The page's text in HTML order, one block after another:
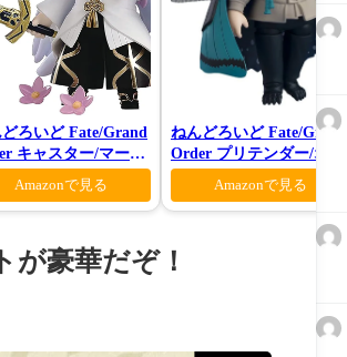
ろいど Fate/Grand
キャスター/マーリ
の魔術師Ver.
Amazonで見る
ねんどろいど Fate/Grand
Order プリテンダー/オベ
ロン ヴォーティガーン
Amazonで見る
が豪華だぞ！